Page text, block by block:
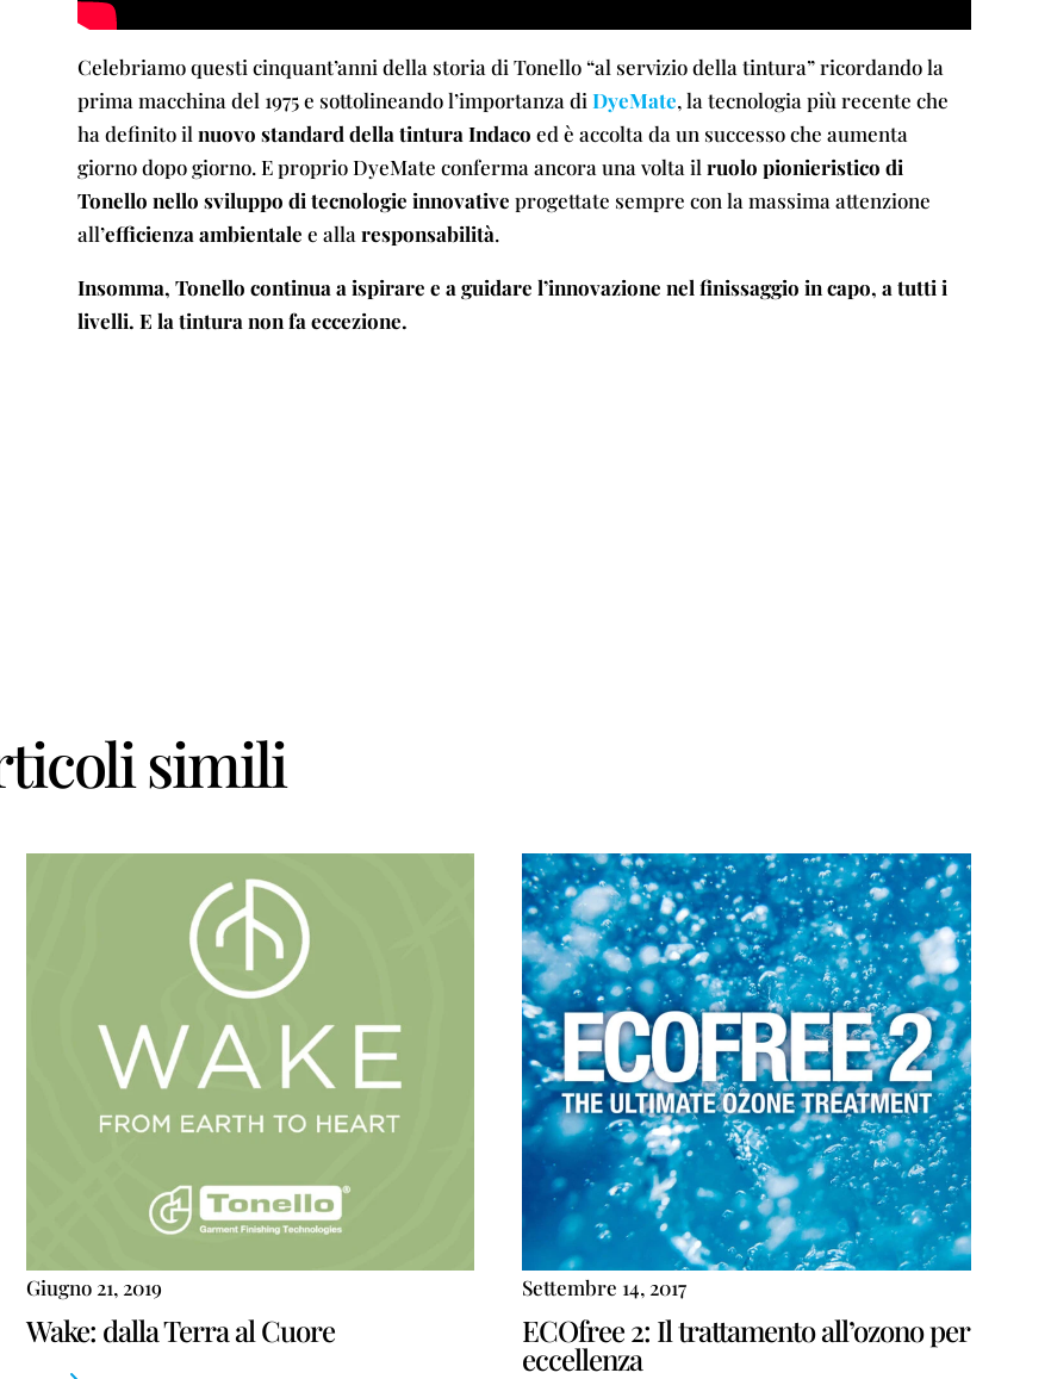
Celebriamo questi cinquant’anni della storia di Tonello “al servizio della tintura” ricordando la
prima macchina del 1975 e sottolineando l’importanza di DyeMate, la tecnologia più recente che
ha definito il nuovo standard della tintura Indaco ed è accolta da un successo che aumenta
giorno dopo giorno. E proprio DyeMate conferma ancora una volta il ruolo pionieristico di
Tonello nello sviluppo di tecnologie innovative progettate sempre con la massima attenzione
all’efficienza ambientale e alla responsabilità.
Insomma, Tonello continua a ispirare e a guidare l’innovazione nel finissaggio in capo, a tutti i
livelli. E la tintura non fa eccezione.
simili
Giugno 21, 2019
Wake: dalla Terra al Cuore
Settembre 14, 2017
ECOfree 2: Il trattamento all’ozono per
eccellenza